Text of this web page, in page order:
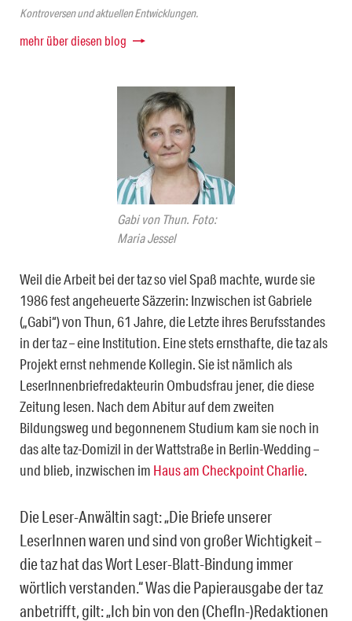
Kontroversen und aktuellen Entwicklungen.
mehr über diesen blog
Gabi von Thun. Foto:
Maria Jessel
Weil die Arbeit bei der taz so viel Spaß machte, wurde sie
1986 fest angeheuerte Säzzerin: Inzwischen ist Gabriele
(„Gabi“) von Thun, 61 Jahre, die Letzte ihres Berufsstandes
in der taz – eine Institution. Eine stets ernsthafte, die taz als
Projekt ernst nehmende Kollegin. Sie ist nämlich als
LeserInnenbriefredakteurin Ombudsfrau jener, die diese
Zeitung lesen. Nach dem Abitur auf dem zweiten
Bildungsweg und begonnenem Studium kam sie noch in
das alte taz-Domizil in der Wattstraße in Berlin-Wedding –
und blieb, inzwischen im Haus am Checkpoint Charlie.
Die Leser-Anwältin sagt: „Die Briefe unserer
LeserInnen waren und sind von großer Wichtigkeit –
die taz hat das Wort Leser-Blatt-Bindung immer
wörtlich verstanden.“ Was die Papierausgabe der taz
anbetrifft, gilt: „Ich bin von den (ChefIn-)Redaktionen